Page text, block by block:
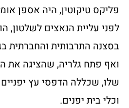
פליקס טיקוטין, היה אספן
לפני עליית הנאצים לשלטון,
בסצנה התרבותית והחברתית
ואף פתח גלריה, שהציגה את
שלו, שכללה הדפסי עץ יפניים
וכלי בית יפנים.